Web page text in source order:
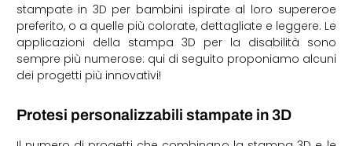
stampate in 3D per bambini ispirate al loro supereroe
preferito, o a quelle più colorate, dettagliate e leggere. Le
applicazioni della stampa 3D per la disabilità sono
sempre più numerose: qui di seguito proponiamo alcuni
dei progetti più innovativi!
Protesi personalizzabili stampate in 3D